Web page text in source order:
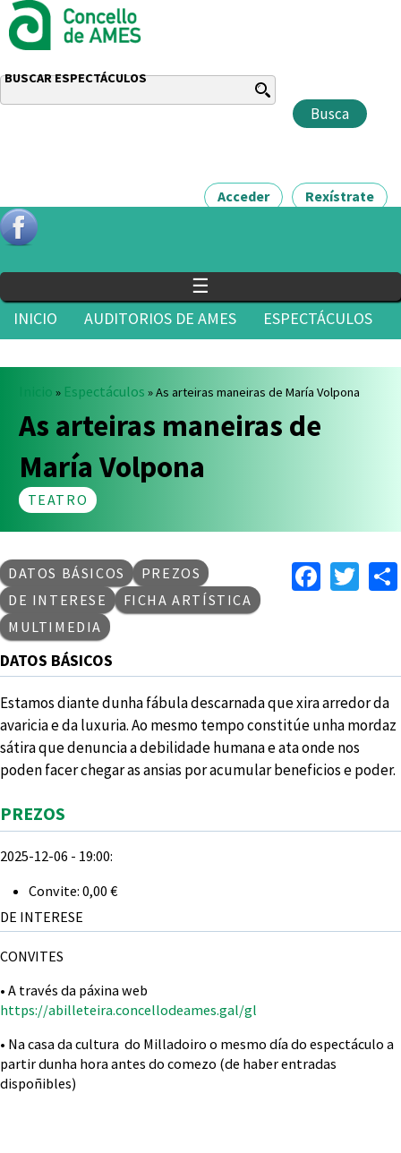
BUSCAR ESPECTÁCULOS
Acceder Rexístrate
☰
INICIO AUDITORIOS DE AMES
ESPECTÁCULOS
Vostede está aquí
Inicio » Espectáculos » As arteiras maneiras de María Volpona
As arteiras maneiras de
María Volpona
TEATRO
DATOS BÁSICOS
PREZOS
DE INTERESE
FICHA ARTÍSTICA
MULTIMEDIA
DATOS BÁSICOS
Estamos diante dunha fábula descarnada que xira arredor da
avaricia e da luxuria. Ao mesmo tempo constitúe unha mordaz
sátira que denuncia a debilidade humana e ata onde nos
poden facer chegar as ansias por acumular beneficios e poder.
Agochar
PREZOS
2025-12-06 - 19:00:
Convite: 0,00 €
DE INTERESE
CONVITES
• A través da páxina web
https://abilleteira.concellodeames.gal/gl
• Na casa da cultura do Milladoiro o mesmo día do espectáculo a
partir dunha hora antes do comezo (de haber entradas
dispoñibles)